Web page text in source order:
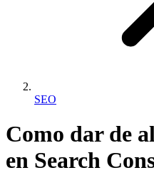
SEO
Como dar de
en Search